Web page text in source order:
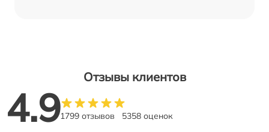
Отзывы клиентов
4.91799 отзывов 5358 оценок